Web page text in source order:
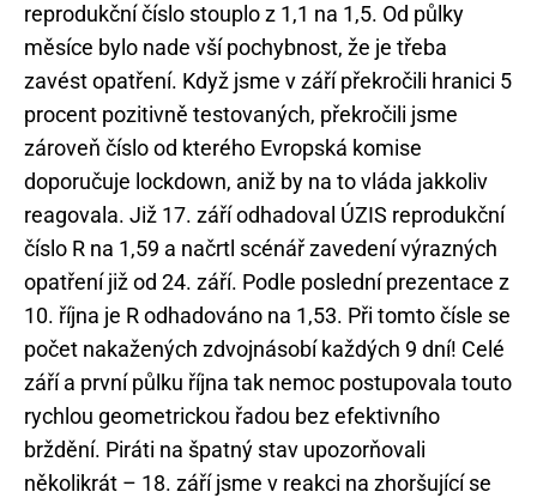
reprodukční číslo stouplo z 1,1 na 1,5. Od půlky
měsíce bylo nade vší pochybnost, že je třeba
zavést opatření. Když jsme v září překročili hranici 5
procent pozitivně testovaných, překročili jsme
zároveň číslo od kterého Evropská komise
doporučuje lockdown, aniž by na to vláda jakkoliv
reagovala. Již 17. září odhadoval ÚZIS reprodukční
číslo R na 1,59 a načrtl scénář zavedení výrazných
opatření již od 24. září. Podle poslední prezentace z
10. října je R odhadováno na 1,53. Při tomto čísle se
počet nakažených zdvojnásobí každých 9 dní! Celé
září a první půlku října tak nemoc postupovala touto
rychlou geometrickou řadou bez efektivního
brždění. Piráti na špatný stav upozorňovali
několikrát – 18. září jsme v reakci na zhoršující se